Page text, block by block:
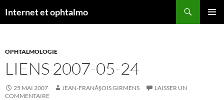
auInternet et ophtalmo
OPHTALMOLOGIE
LIENS 2007-05-24
25 MAI 2007 JEAN-FRANÃ§OIS GIRMENS
LAISSER UN
COMMENTAIRE